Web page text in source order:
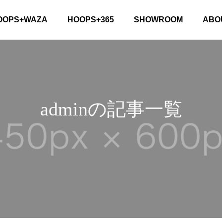
HOOPS+365 SHOWROOM
adminの記事一覧